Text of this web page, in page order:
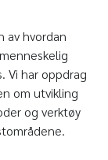
av hvordan
Vi har oppdrag
om utvikling
og verktøy